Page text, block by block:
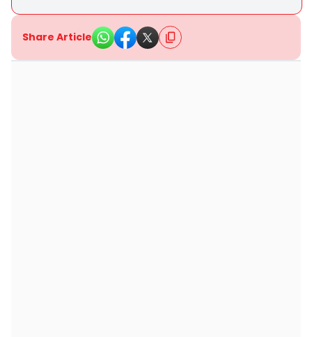
Share Article